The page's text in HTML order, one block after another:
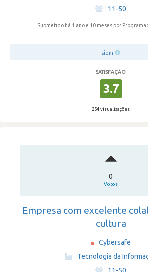
·
11-50
Submetido há 1 ano e 10 meses por
siem
SATISFAÇÃO
3.7
254 visualizações
0
Votos
Empresa com excelente
cultura
Cybersafe
Tecnologia da
·
11-50